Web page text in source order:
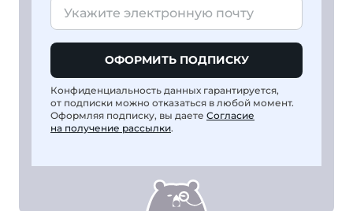
ОФОРМИТЬ ПОДПИСКУ
Конфиденциальность данных гарантируется,
от подписки можно отказаться в любой момент.
Оформляя подписку, вы даете Согласие
на получение рассылки.